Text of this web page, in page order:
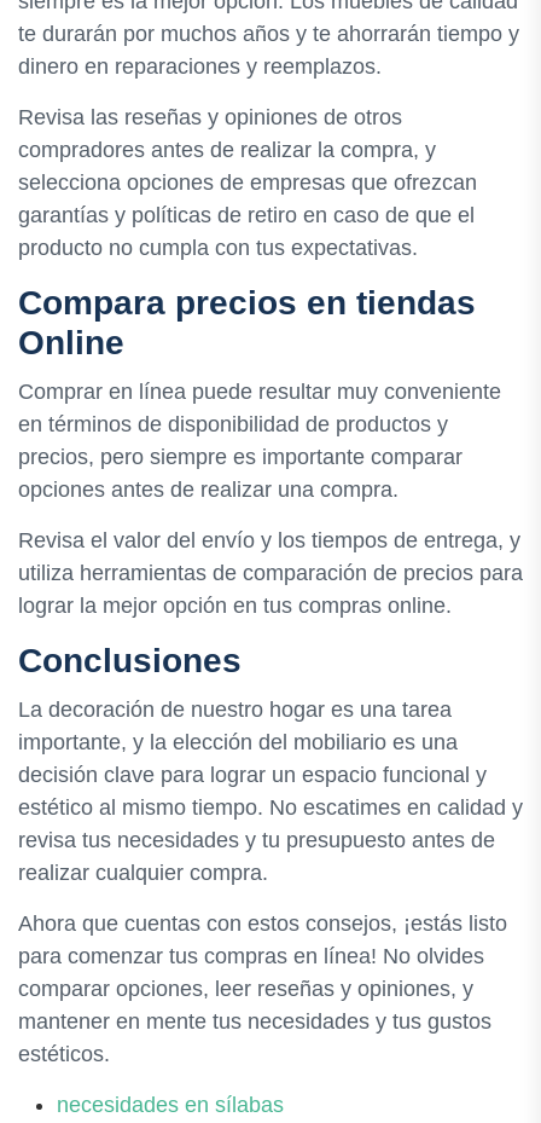
te durarán por muchos años y te ahorrarán tiempo y
dinero en reparaciones y reemplazos.
Revisa las reseñas y opiniones de otros
compradores antes de realizar la compra, y
selecciona opciones de empresas que ofrezcan
garantías y políticas de retiro en caso de que el
producto no cumpla con tus expectativas.
Compara precios en tiendas
Online
Comprar en línea puede resultar muy conveniente
en términos de disponibilidad de productos y
precios, pero siempre es importante comparar
opciones antes de realizar una compra.
Revisa el valor del envío y los tiempos de entrega, y
utiliza herramientas de comparación de precios para
lograr la mejor opción en tus compras online.
Conclusiones
La decoración de nuestro hogar es una tarea
importante, y la elección del mobiliario es una
decisión clave para lograr un espacio funcional y
estético al mismo tiempo. No escatimes en calidad y
revisa tus necesidades y tu presupuesto antes de
realizar cualquier compra.
Ahora que cuentas con estos consejos, ¡estás listo
para comenzar tus compras en línea! No olvides
comparar opciones, leer reseñas y opiniones, y
mantener en mente tus necesidades y tus gustos
estéticos.
necesidades en sílabas